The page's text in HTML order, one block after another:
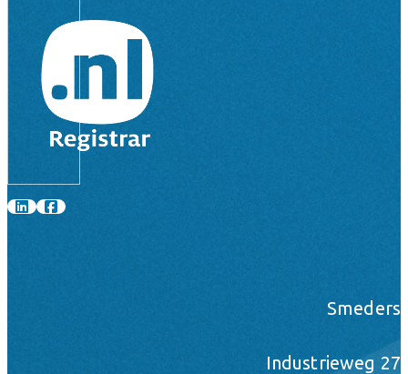
Smeders
Industrieweg 27